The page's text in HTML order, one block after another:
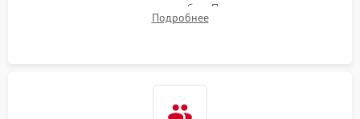
подсветки и индикаторов ошибок. Подключение тестовых
источников сигнала для выявления симптомов поломки.
Подробнее